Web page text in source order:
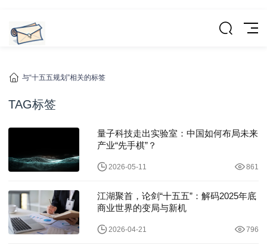
与“十五五规划”相关的标签
TAG标签
量子科技走出实验室：中国如何布局未来
产业“先手棋”？
2026-05-11 861
江湖聚首，论剑“十五五”：解码2025年底
商业世界的变局与新机
2026-04-21 796